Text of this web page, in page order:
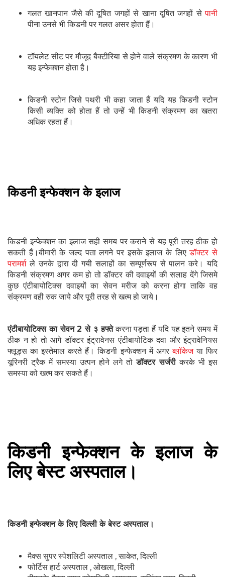
गलत खानपान जैसे की दूषित जगहों से खाना दूषित जगहों सेपानी
पीना उनसे भी किडनी पर गलत असर होता हैं।
टॉयलेट सीट पर मौजूद बैक्टीरिया से होने वाले संक्रमण के कारण भी
यह इन्फेक्शन होता है।
किडनी स्टोन जिसे पथरी भी कहा जाता हैं यदि यह किडनी स्टोन
किसी व्यक्ति को होता हैं तो उन्हें भी किडनी संक्रमण का खतरा
अधिक रहता हैं।
किडनी इन्फेक्शन के इलाज
किडनी इन्फेक्शन का इलाज सही समय पर कराने से यह पूरी तरह ठीक हो
सकती हैं।बीमारी के जल्द पता लगने पर इसके इलाज के लिएडॉक्टर से
परामर्शले उनके द्वारा दी गयी सलाहों का सम्पूर्णरूप से पालन करे। यदि
किडनी संक्रमण अगर कम हो तो डॉक्टर की दवाइयों की सलाह देंगे जिसमे
कुछ एंटीबायोटिक्स दवाइयों का सेवन मरीज को करना होगा ताकि वह
संक्रमण वही रुक जाये और पूरी तरह से खत्म हो जाये।
एंटीबायोटिक्स का सेवन 2 से ३ हफ्तेकरना पड़ता हैं यदि यह इतने समय में
ठीक न हो तो आगे डॉक्टर इंट्रावेनस एंटीबायोटिक दवा और इंट्रावेनियस
फ्लूड्स का इस्तेमाल करते हैं। किडनी इन्फेक्शन में अगरब्लॉकेजया फिर
यूरिनरी ट्रैक में समस्या उत्पन होने लगे तोडॉक्टर सर्जरीकरके भी इस
समस्या को खत्म कर सकते हैं।
किडनी इन्फेक्शन के इलाज के
लिए बेस्ट अस्पताल।
किडनी इन्फेक्शन के लिए दिल्ली के बेस्ट अस्पताल।
मैक्स सुपर स्पेशलिटी अस्पताल , साकेत, दिल्ली
फोर्टिस हार्ट अस्पताल , ओखला, दिल्ली